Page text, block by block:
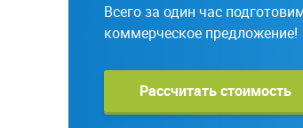
Всего за один час
коммерческое предложение!
Рассчитать стоимость